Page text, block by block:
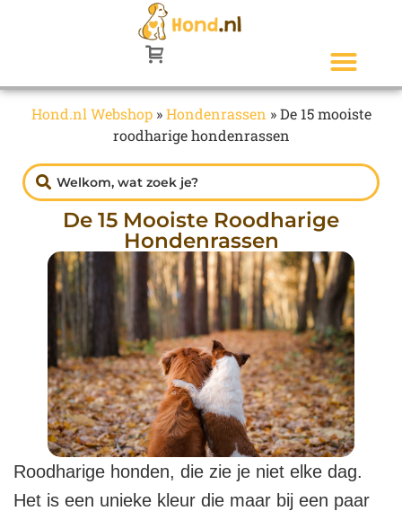
Hond.nl Webshop»Hondenrassen »De 15 mooiste
roodharige hondenrassen
De 15 Mooiste Roodharige
Hondenrassen
Roodharige honden, die zie je niet elke dag.
Het is een unieke kleur die maar bij een paar